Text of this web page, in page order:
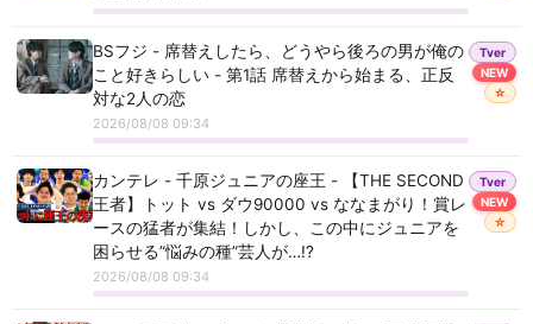
TOSテレビ大分 - リリーとリリー ～大分アート旅～ -
リリーとリリー ～大分アート旅～
フジテレビ - はやく起きた朝は・・・ - 愛知スペシャル
カンテレ - モモコのOH！ソレ！み～よ！ - 知らないと恥
ずかしい!?お盆のマナークイズ
広島テレビ - トンネル王国 グーンと飛んでけ！未来の
入り口 - トンネル王国 グーンと飛んでけ！未来の入り
BSフジ - 席替えしたら、どうやら後ろの男が俺の
こと好きらしい - 第1話 席替えから始まる、正反
対な2人の恋
2026/08/08 09:34
Tver
NEW
☆
カンテレ - 千原ジュニアの座王 - 【THE SECOND
王者】トット vs ダウ90000 vs ななまがり！賞レ
ースの猛者が集結！しかし、この中にジュニアを
困らせる”悩みの種”芸人が…!?
2026/08/08 09:34
Tver
NEW
☆